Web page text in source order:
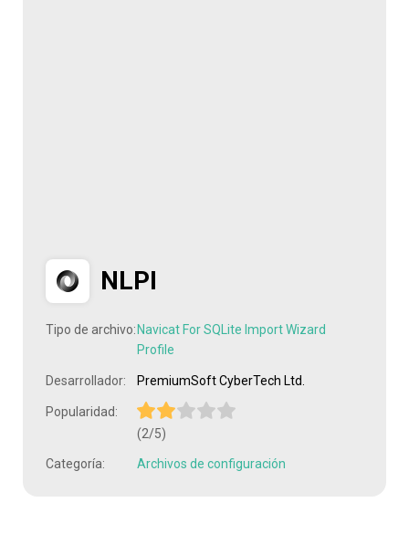
NLPI
Tipo de archivo: Navicat For SQLite Import Wizard
Profile
Desarrollador: PremiumSoft CyberTech Ltd.
Popularidad:
(2/5)
Categoría: Archivos de configuración